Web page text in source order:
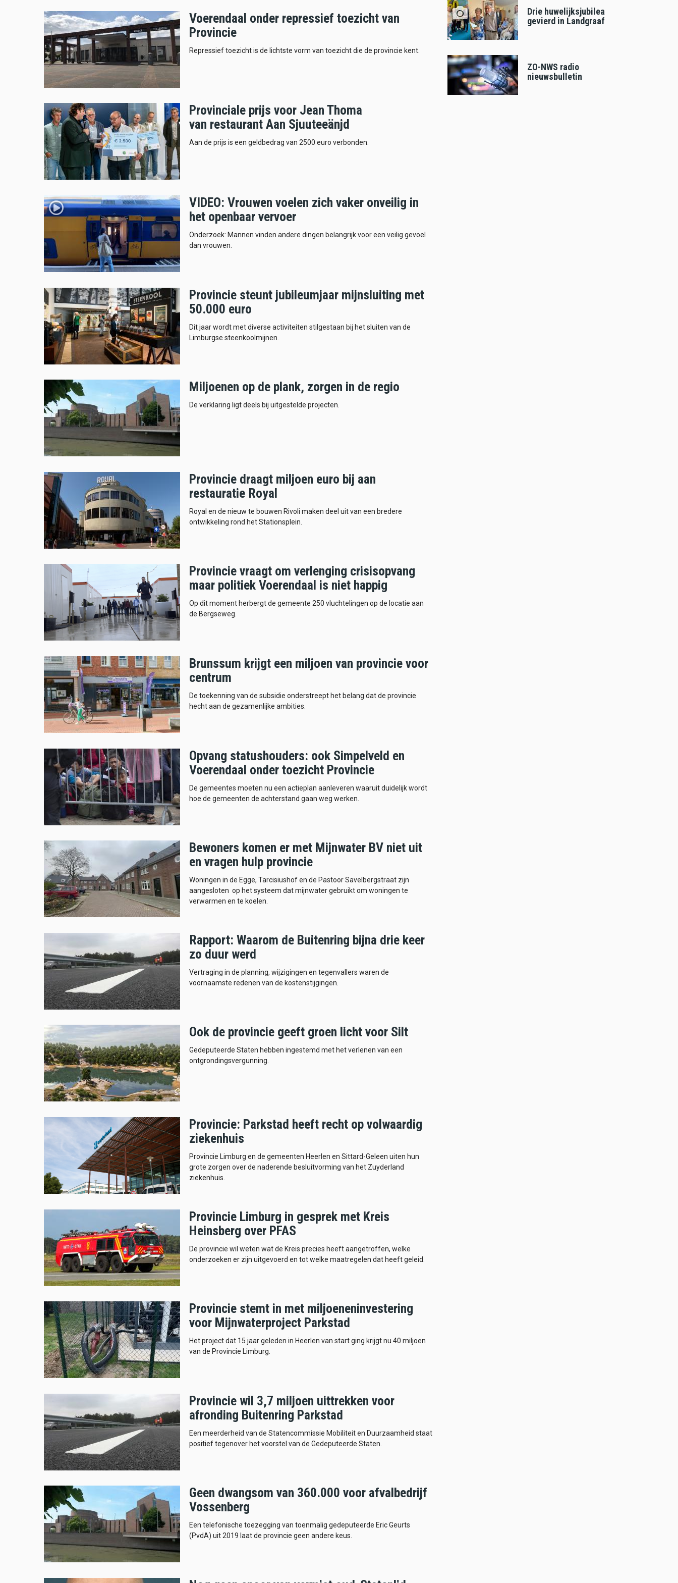
Voerendaal onder repressief toezicht van
Provincie
Repressief toezicht is de lichtste vorm van toezicht die de provincie kent.
Provinciale prijs voor Jean Thoma
van restaurant Aan Sjuuteeänjd
Aan de prijs is een geldbedrag van 2500 euro verbonden.
VIDEO: Vrouwen voelen zich vaker onveilig in
het openbaar vervoer
Onderzoek: Mannen vinden andere dingen belangrijk voor een veilig gevoel
dan vrouwen.
Provincie steunt jubileumjaar mijnsluiting met
50.000 euro
Dit jaar wordt met diverse activiteiten stilgestaan bij het sluiten van de
Limburgse steenkoolmijnen.
Miljoenen op de plank, zorgen in de regio
De verklaring ligt deels bij uitgestelde projecten.
Provincie draagt miljoen euro bij aan
restauratie Royal
Royal en de nieuw te bouwen Rivoli maken deel uit van een bredere
ontwikkeling rond het Stationsplein.
Provincie vraagt om verlenging crisisopvang
maar politiek Voerendaal is niet happig
Op dit moment herbergt de gemeente 250 vluchtelingen op de locatie aan
de Bergseweg.
Brunssum krijgt een miljoen van provincie voor
centrum
De toekenning van de subsidie onderstreept het belang dat de provincie
hecht aan de gezamenlijke ambities.
Opvang statushouders: ook Simpelveld en
Voerendaal onder toezicht Provincie
De gemeentes moeten nu een actieplan aanleveren waaruit duidelijk wordt
hoe de gemeenten de achterstand gaan weg werken.
Bewoners komen er met Mijnwater BV niet uit
en vragen hulp provincie
Woningen in de Egge, Tarcisiushof en de Pastoor Savelbergstraat zijn
aangesloten op het systeem dat mijnwater gebruikt om woningen te
verwarmen en te koelen.
Rapport: Waarom de Buitenring bijna drie keer
zo duur werd
Vertraging in de planning, wijzigingen en tegenvallers waren de
voornaamste redenen van de kostenstijgingen.
Ook de provincie geeft groen licht voor Silt
Gedeputeerde Staten hebben ingestemd met het verlenen van een
ontgrondingsvergunning.
Provincie: Parkstad heeft recht op volwaardig
ziekenhuis
Provincie Limburg en de gemeenten Heerlen en Sittard-Geleen uiten hun
grote zorgen over de naderende besluitvorming van het Zuyderland
ziekenhuis.
Provincie Limburg in gesprek met Kreis
Heinsberg over PFAS
De provincie wil weten wat de Kreis precies heeft aangetroffen, welke
onderzoeken er zijn uitgevoerd en tot welke maatregelen dat heeft geleid.
Provincie stemt in met miljoeneninvestering
voor Mijnwaterproject Parkstad
Het project dat 15 jaar geleden in Heerlen van start ging krijgt nu 40 miljoen
van de Provincie Limburg.
Provincie wil 3,7 miljoen uittrekken voor
afronding Buitenring Parkstad
Een meerderheid van de Statencommissie Mobiliteit en Duurzaamheid staat
positief tegenover het voorstel van de Gedeputeerde Staten.
Geen dwangsom van 360.000 voor afvalbedrijf
Vossenberg
Een telefonische toezegging van toenmalig gedeputeerde Eric Geurts
(PvdA) uit 2019 laat de provincie geen andere keus.
Drie huwelijksjubilea
gevierd in Landgraaf
ZO-NWS radio
nieuwsbulletin